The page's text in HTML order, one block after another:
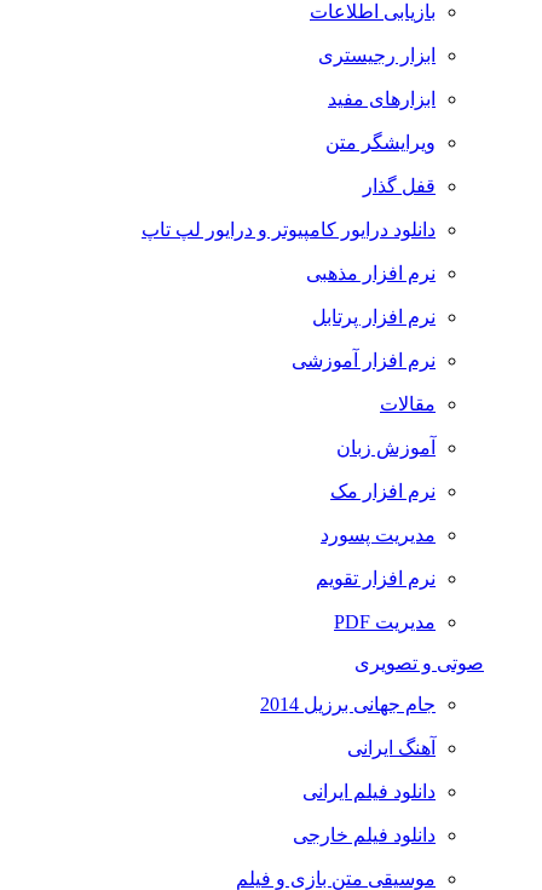
بازیابی اطلاعات
ابزار رجیستری
ابزارهای مفید
ویرایشگر متن
قفل گذار
دانلود درایور کامپیوتر و درایور لپ تاپ
نرم افزار مذهبی
نرم افزار پرتابل
نرم افزار آموزشی
مقالات
آموزش زبان
نرم افزار مک
مدیریت پسورد
نرم افزار تقویم
مدیریت PDF
صوتی و تصویری
جام جهانی برزیل 2014
آهنگ ایرانی
دانلود فیلم ایرانی
دانلود فیلم خارجی
موسیقی متن بازی و فیلم